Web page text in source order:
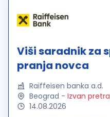
Viši saradnik za
pranja novca
Raiffeisen banka a.d.
Beograd - Izvan
14.08.2026